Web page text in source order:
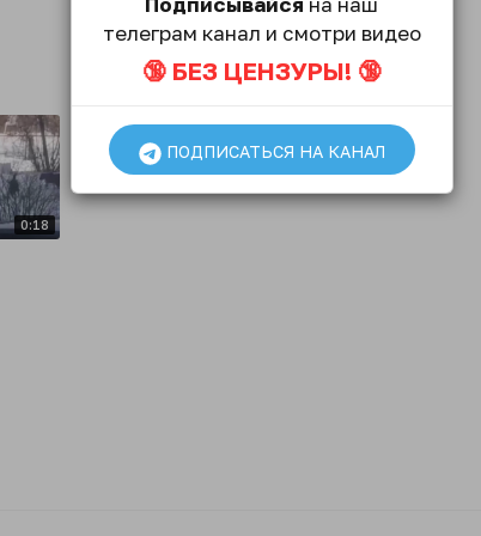
0:18
телеграм канал и смотри видео
🔞 БЕЗ ЦЕНЗУРЫ! 🔞
ПОДПИСАТЬСЯ НА КАНАЛ